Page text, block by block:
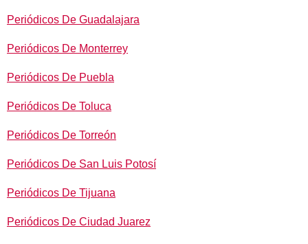
Periódicos De Guadalajara
Periódicos De Monterrey
Periódicos De Puebla
Periódicos De Toluca
Periódicos De Torreón
Periódicos De San Luis Potosí
Periódicos De Tijuana
Periódicos De Ciudad Juarez